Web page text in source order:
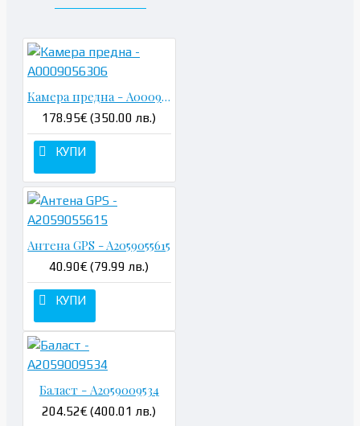
Камера предна - A0009056306
178.95€ (350.00 лв.)
КУПИ
Антена GPS - A2059055615
40.90€ (79.99 лв.)
КУПИ
Баласт - A2059009534
204.52€ (400.01 лв.)